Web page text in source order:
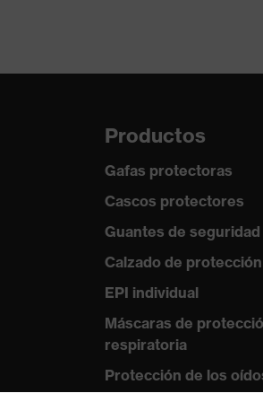
49
Material
tejido exterior 2
Material
Material del
tejido exterior 3
incl. proporción
59
Material del
Ajuste
Productos
Gafas protectoras
Cascos protectores
Guantes de seguridad
Calzado de protección
EPI individual
Máscaras de
respiratoria
Protección de los